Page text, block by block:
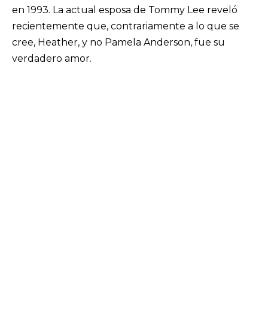
en 1993. La actual esposa de Tommy Lee reveló
recientemente que, contrariamente a lo que se
cree, Heather, y no Pamela Anderson, fue su
verdadero amor.